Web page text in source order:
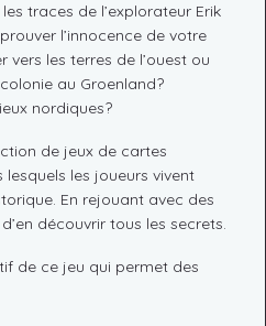
traces de l’explorateur Erik
l’innocence de votre
vers les terres de l’ouest ou
au Groenland?
nordiques?
de jeux de cartes
les joueurs vivent
En rejouant avec des
découvrir tous les secrets.
de ce jeu qui permet des